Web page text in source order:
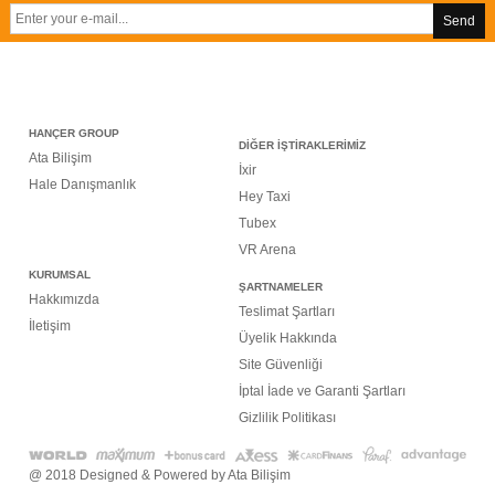
Send
HANÇER GROUP
Ata Bilişim
Hale Danışmanlık
DİĞER İŞTİRAKLERİMİZ
İxir
Hey Taxi
Tubex
VR Arena
KURUMSAL
Hakkımızda
İletişim
ŞARTNAMELER
Teslimat Şartları
Üyelik Hakkında
Site Güvenliği
İptal İade ve Garanti Şartları
Gizlilik Politikası
@ 2018 Designed & Powered byAta Bilişim